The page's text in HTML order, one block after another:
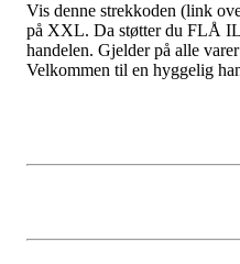
Vis denne strekkoden (link
på XXL. Da støtter du FLÅ
handelen. Gjelder på alle
Velkommen til en hyggelig